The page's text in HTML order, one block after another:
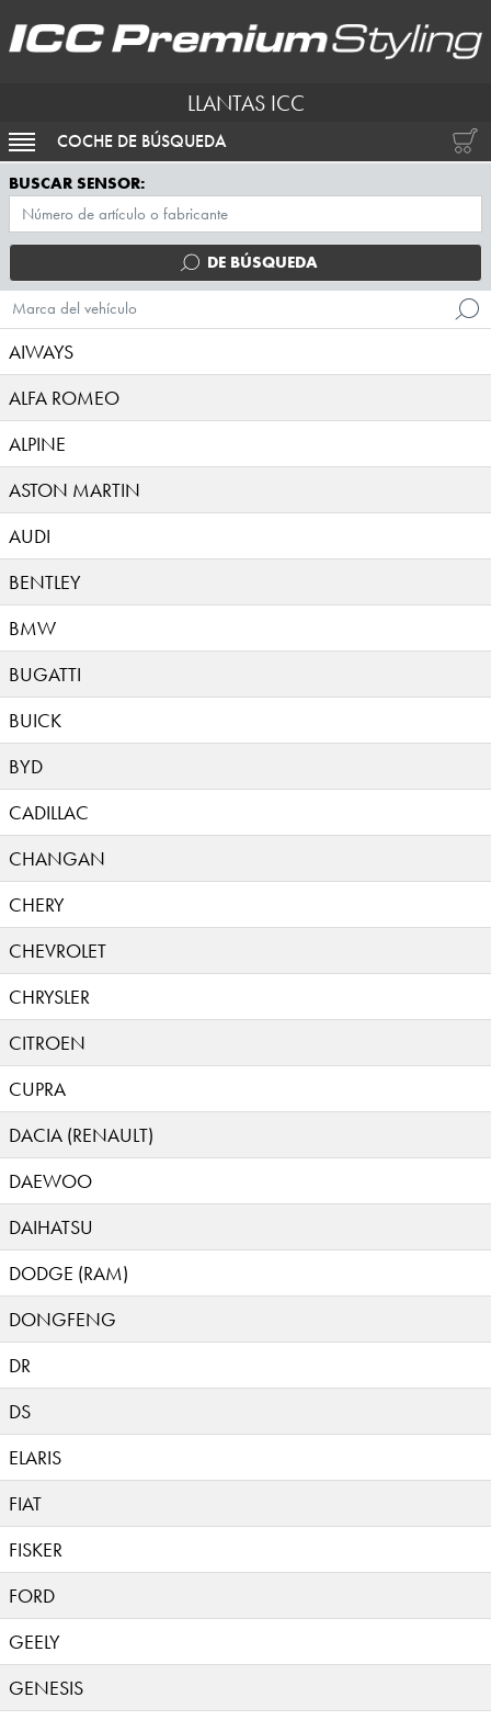
LLANTAS ICC
ACTIVAR NAVEGACIÓN
COCHE DE BÚSQUEDA
BUSCAR SENSOR:
DE BÚSQUEDA
Marca del vehículo
AIWAYS
ALFA ROMEO
ALPINE
ASTON MARTIN
AUDI
BENTLEY
BMW
BUGATTI
BUICK
BYD
CADILLAC
CHANGAN
CHERY
CHEVROLET
CHRYSLER
CITROEN
CUPRA
DACIA (RENAULT)
DAEWOO
DAIHATSU
DODGE (RAM)
DONGFENG
DR
DS
ELARIS
FIAT
FISKER
FORD
GEELY
GENESIS